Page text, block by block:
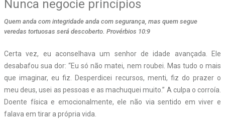
Nunca negocie princípios
Quem anda com integridade anda com segurança, mas quem segue
veredas tortuosas será descoberto. Provérbios 10:9
Certa vez, eu aconselhava um senhor de idade avançada. Ele
desabafou sua dor: “Eu só não matei, nem roubei. Mas tudo o mais
que imaginar, eu fiz. Desperdicei recursos, menti, fiz do prazer o
meu deus, usei as pessoas e as machuquei muito.” A culpa o corroía.
Doente física e emocionalmente, ele não via sentido em viver e
falava em tirar a própria vida.